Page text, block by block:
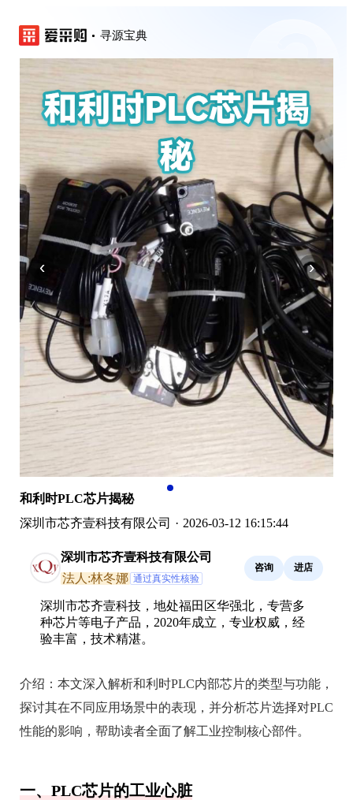
寻源宝典
‹ ›
和利时PLC芯片揭秘
深圳市芯齐壹科技有限公司 · 2026-03-12 16:15:44
深圳市芯齐壹科技有限公司
法人:林冬娜 通过真实性核验
咨询 进店
深圳市芯齐壹科技，地处福田区华强北，专营多
种芯片等电子产品，2020年成立，专业权威，经
验丰富，技术精湛。
介绍： 本文深入解析和利时PLC内部芯片的类型与功能，
探讨其在不同应用场景中的表现，并分析芯片选择对PLC
性能的影响，帮助读者全面了解工业控制核心部件。
一、PLC芯片的工业心脏